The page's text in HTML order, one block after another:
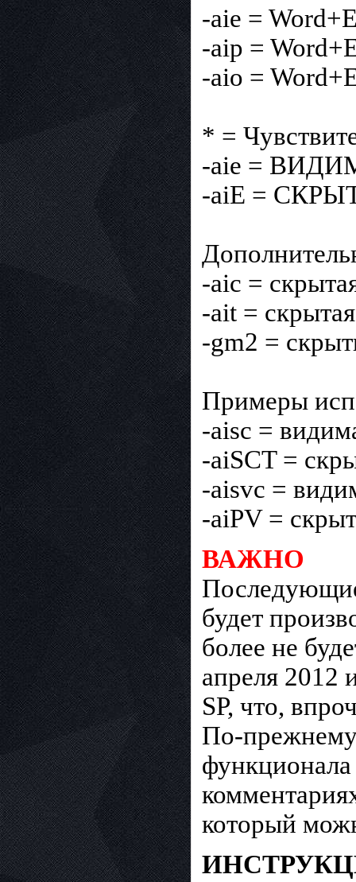
-aie =
-aip =
-aio =
* =
-aie =
-aiE =
-aic =
-ait =
-gm2 =
Примеры
-aisc =
-aiSCT =
-aisvc =
-aiPV =
ВАЖНО
будет
более не
апреля 2012
SP, что,
По-
который